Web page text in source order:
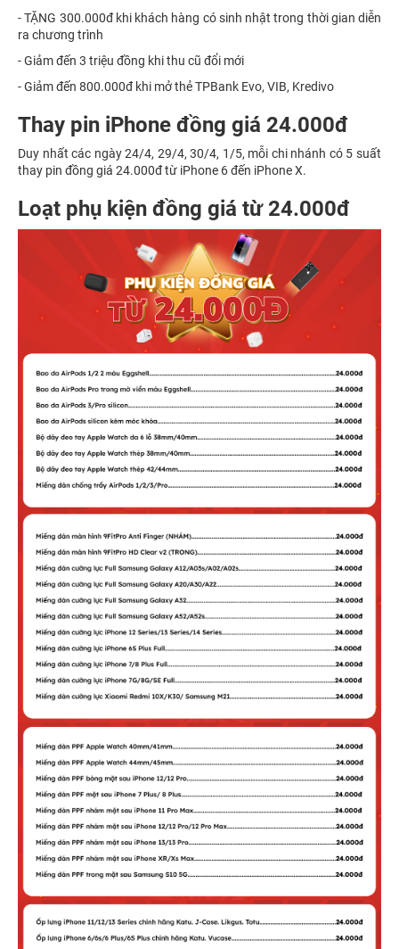
- TẶNG 300.000đ khi khách hàng có sinh nhật trong thời gian diễn
ra chương trình
- Giảm đến 3 triệu đồng khi thu cũ đổi mới
- Giảm đến 800.000đ khi mở thẻ TPBank Evo, VIB, Kredivo
Thay pin iPhone đồng giá 24.000đ
Duy nhất các ngày 24/4, 29/4, 30/4, 1/5, mỗi chi nhánh có 5 suất
thay pin đồng giá 24.000đ từ iPhone 6 đến iPhone X.
Loạt phụ kiện đồng giá từ 24.000đ